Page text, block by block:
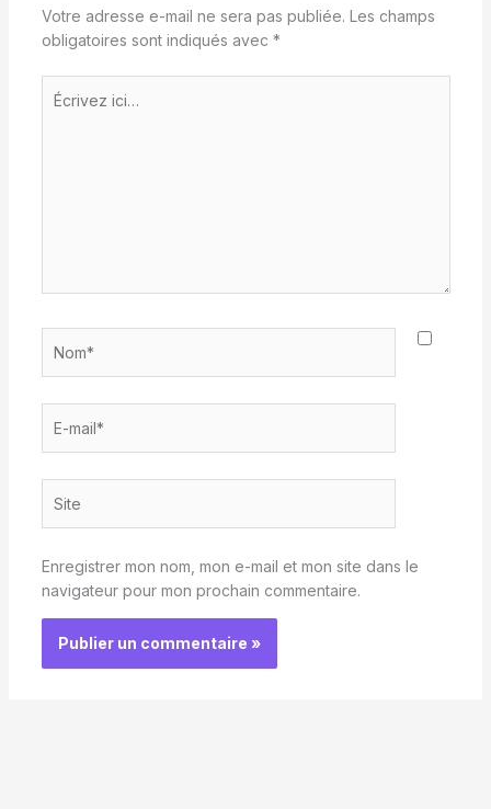
Votre adresse e-mail ne sera pas publiée. Les champs
obligatoires sont indiqués avec *
ici…
mail*
Enregistrer mon nom, mon e-mail et mon site dans le
navigateur pour mon prochain commentaire.